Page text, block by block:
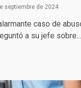
septiembre de 2024
caso de
a su jefe sobre...